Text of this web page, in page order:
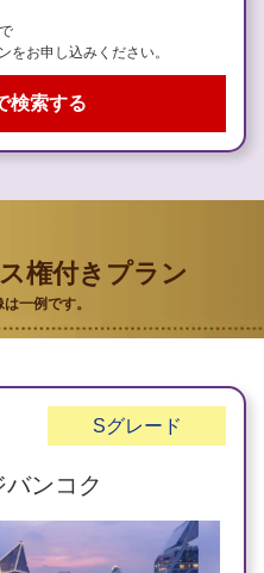
お申し込みください。
検索する
権付きプラン
一例です。
Sグレード
ンコク